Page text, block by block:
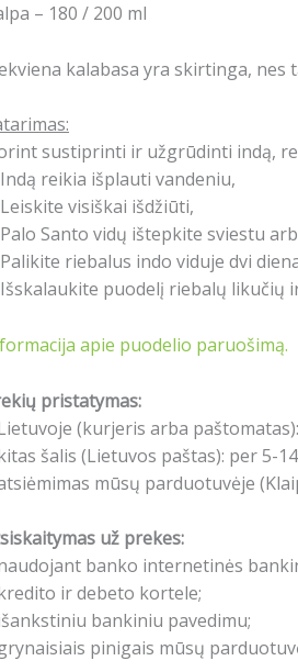
– 180 / 200 ml
kalabasa yra skirtinga, nes
sustiprinti ir užgrūdinti indą,
reikia išplauti vandeniu,
visiškai išdžiūti,
Santo vidų ištepkite sviestu
riebalus indo viduje dvi
puodelį riebalų likučių
apie puodelio paruošimą.
pristatymas:
(kurjeris arba
šalis (Lietuvos paštas): per 5-14
mūsų parduotuvėje
už prekes:
banko internetinės
ir debeto kortele;
bankiniu pavedimu;
pinigais mūsų